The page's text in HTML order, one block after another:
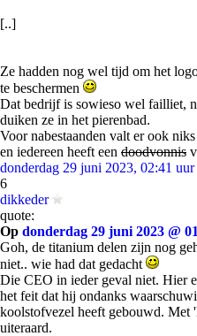
[..]
Ze hadden nog wel tijd om het
te beschermen
Dat bedrijf is sowieso wel failliet,
duiken ze in het pierenbad.
Voor nabestaanden valt er ook
en iedereen heeft een doodvonnis
donderdag 29 juni 2023, 02:41 uur
6
dikkeder
quote:
Op donderdag 29 juni 2023 @
Goh, de titanium delen zijn nog
niet.. wie had dat gedacht
Die CEO in ieder geval niet. Hier
het feit dat hij ondanks
koolstofvezel heeft gebouwd. Met
uiteraard.